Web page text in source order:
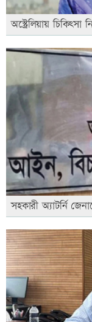
অস্ট্রেলিয়ায় চিকিৎসা
সহকারী অ্যাটর্নি